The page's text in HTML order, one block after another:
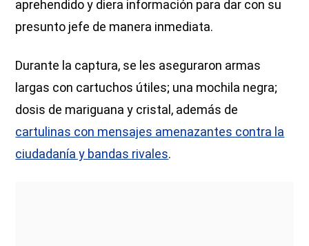
aprehendido y diera información para dar con su
presunto jefe de manera inmediata.
Durante la captura, se les aseguraron armas
largas con cartuchos útiles; una mochila negra;
dosis de mariguana y cristal, además de
cartulinas con mensajes amenazantes contra la
ciudadanía y bandas rivales.